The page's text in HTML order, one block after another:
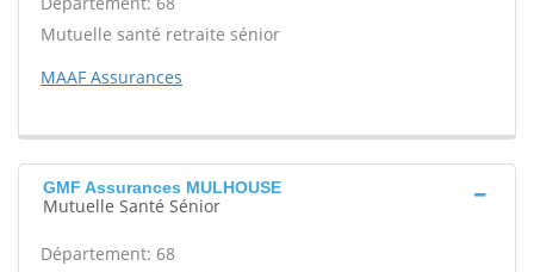
Mutuelle santé retraite sénior
MAAF Assurances
GMF Assurances MULHOUSE
Mutuelle Santé Sénior
Département: 68